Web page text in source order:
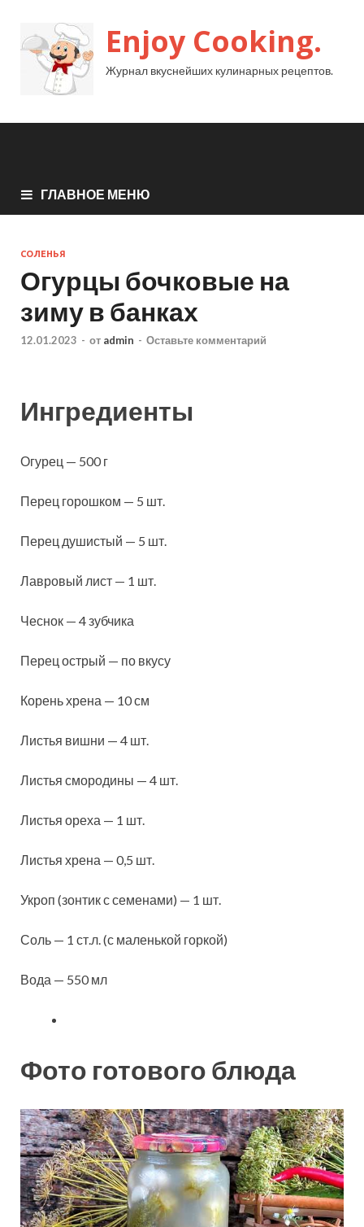
Enjoy Cooking.
Журнал вкуснейших кулинарных рецептов.
ГЛАВНОЕ МЕНЮ
СОЛЕНЬЯ
Огурцы бочковые на
зиму в банках
12.01.2023 - от admin - Оставьте комментарий
Ингредиенты
Огурец — 500 г
Перец горошком — 5 шт.
Перец душистый — 5 шт.
Лавровый лист — 1 шт.
Чеснок — 4 зубчика
Перец острый — по вкусу
Корень хрена — 10 см
Листья вишни — 4 шт.
Листья смородины — 4 шт.
Листья ореха — 1 шт.
Листья хрена — 0,5 шт.
Укроп (зонтик с семенами) — 1 шт.
Соль — 1 ст.л. (с маленькой горкой)
Вода — 550 мл
Фото готового блюда